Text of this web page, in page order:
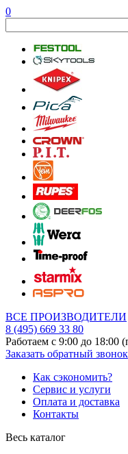
0
ВСЕ ПРОИЗВОДИТЕЛИ
8 (495) 669 33 80
Работаем с 9:00 до 18:00
Заказать обратный звонок
Как сэкономить?
Сервис и услуги
Оплата и доставка
Контакты
Весь каталог